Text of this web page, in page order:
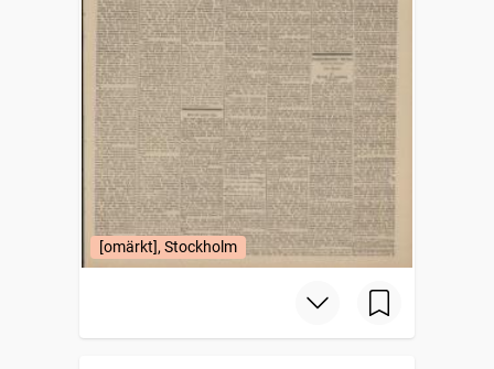
[omärkt], Stockholm